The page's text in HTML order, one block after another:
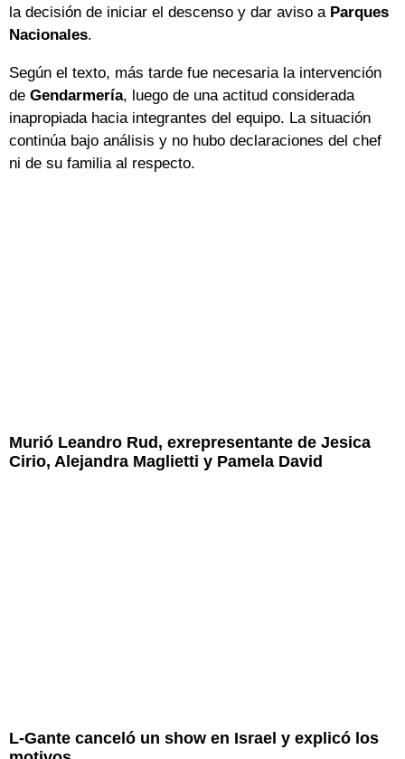
la decisión de iniciar el descenso y dar aviso a Parques
Nacionales.
Según el texto, más tarde fue necesaria la intervención
de Gendarmería, luego de una actitud considerada
inapropiada hacia integrantes del equipo. La situación
continúa bajo análisis y no hubo declaraciones del chef
ni de su familia al respecto.
Murió Leandro Rud, exrepresentante de Jesica
Cirio, Alejandra Maglietti y Pamela David
L-Gante canceló un show en Israel y explicó los